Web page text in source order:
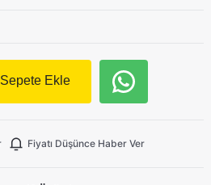
Sepete Ekle
Fiyatı Düşünce Haber Ver